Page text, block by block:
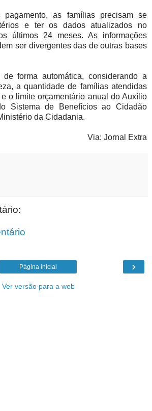
as famílias precisam se
e ter os dados atualizados no
últimos 24 meses. As informações
ser divergentes das de outras bases
forma automática, considerando a
a quantidade de famílias atendidas
o limite orçamentário anual do Auxílio
Sistema de Benefícios ao Cidadão
da Cidadania.
Via: Jornal Extra
›
Página inicial
Ver versão para a web